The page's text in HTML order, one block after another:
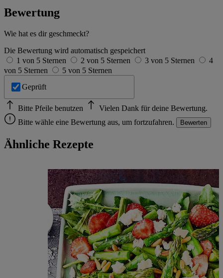
Bewertung
Wie hat es dir geschmeckt?
Die Bewertung wird automatisch gespeichert
1 von 5 Sternen
2 von 5 Sternen 3 von 5 Sternen
4
von 5 Sternen
5 von 5 Sternen
Geprüft
Bitte Pfeile benutzen
Vielen Dank für deine Bewertung.
Bitte wähle eine Bewertung aus, um fortzufahren.
Bewerten
Ähnliche Rezepte